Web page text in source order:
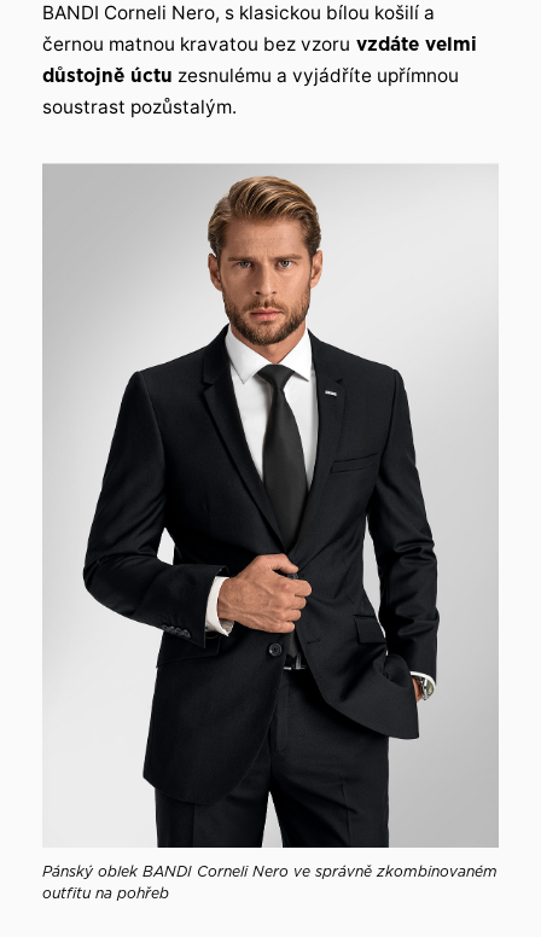
BANDI Corneli Nero, s klasickou bílou košilí a
černou matnou kravatou bez vzoru vzdáte velmi
důstojně úctu zesnulému a vyjádříte upřímnou
soustrast pozůstalým.
Pánský oblek BANDI Corneli Nero ve správně zkombinovaném
outfitu na pohřeb